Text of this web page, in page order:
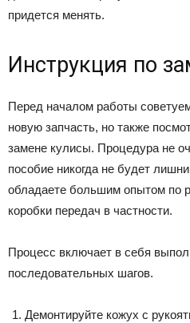
придется менять.
Инструкция по
Перед началом работы
новую запчасть, но также
замене кулисы. Процедура не
пособие никогда не будет
обладаете большим опытом по
коробки передач в частности.
Процесс включает в себя
последовательных шагов.
Демонтируйте кожух с